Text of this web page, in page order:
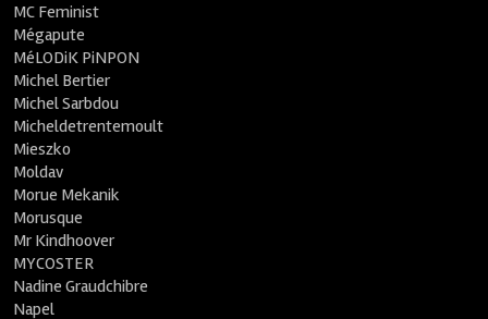
MC Feminist
Mégapute
MéLODiK PiNPON
Michel Bertier
Michel Sarbdou
Micheldetrentemoult
Mieszko
Moldav
Morue Mekanik
Morusque
Mr Kindhoover
MYCOSTER
Nadine Graudchibre
Napel